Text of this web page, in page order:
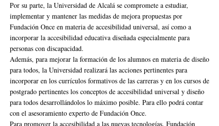
Por su parte, la Universidad de Alcalá se compromete a estudiar,
implementar y mantener las medidas de mejora propuestas por
Fundación Once en materia de accesibilidad universal, así como a
incorporar la accesibilidad educativa diseñada especialmente para
personas con discapacidad.
Además, para mejorar la formación de los alumnos en materia de diseño
para todos, la Universidad realizará las acciones pertinentes para
incorporar en los currículos formativos de las carreras y en los cursos de
postgrado pertinentes los conceptos de accesibilidad universal y diseño
para todos desarrollándolos lo máximo posible. Para ello podrá contar
con el asesoramiento experto de Fundación Once.
Para promover la accesibilidad a las nuevas tecnologías, Fundación